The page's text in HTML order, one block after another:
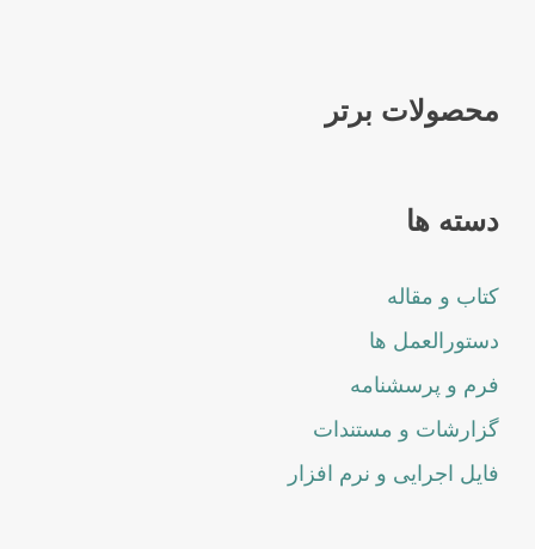
محصولات برتر
دسته ها
کتاب و مقاله
دستورالعمل ها
فرم و پرسشنامه
گزارشات و مستندات
فایل اجرایی و نرم افزار